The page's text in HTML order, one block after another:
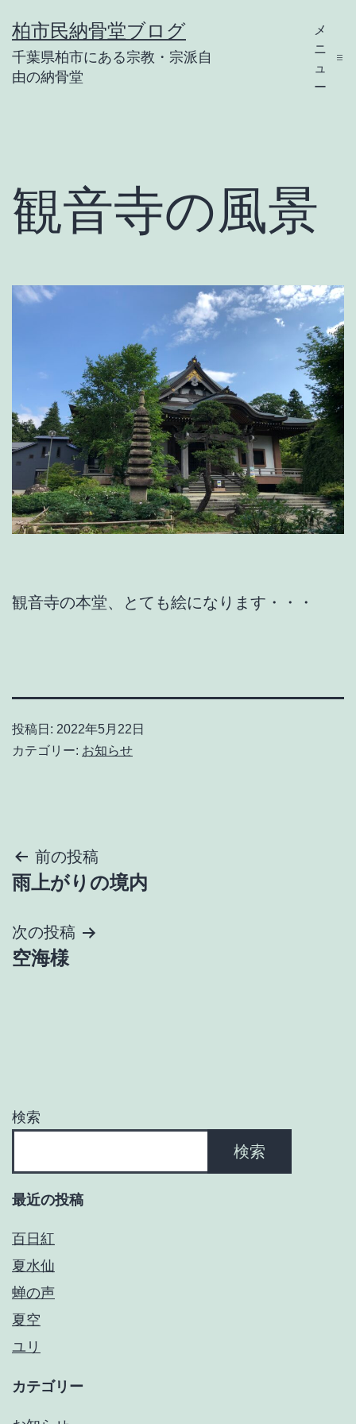
ン
キ
柏市民納骨堂ブログ
千葉県柏市にある宗教・宗派自
由の納骨堂
メ
ニ
ュ
ー
観音寺の風景
観音寺の本堂、とても絵になります・・・
投稿日: 2022年5月22日
カテゴリー: お知らせ
投
稿
ナ
ビ
ョ
前の投稿
雨上がりの境内
次の投稿
空海様
検索
検索
最近の投稿
百日紅
夏水仙
蝉の声
夏空
ユリ
カテゴリー